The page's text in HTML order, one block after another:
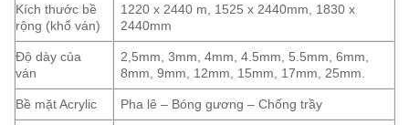
Kích thước bề
rộng (khổ ván)
1220 x 2440 m, 1525 x 2440mm, 1830 x
2440mm
Độ dày của
ván
2,5mm, 3mm, 4mm, 4.5mm, 5.5mm, 6mm,
8mm, 9mm, 12mm, 15mm, 17mm, 25mm.
Bề mặt Acrylic Pha lê – Bóng gương – Chống trầy